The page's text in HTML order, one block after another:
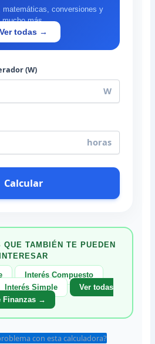
matemáticas, conversiones y
mucho más.
Ver todas →
(W)
W
horas
Calcular
QUE TAMBIÉN TE PUEDEN
INTERESAR
Interés Compuesto
Interés Simple
Ver todas
Finanzas →
con esta calculadora?